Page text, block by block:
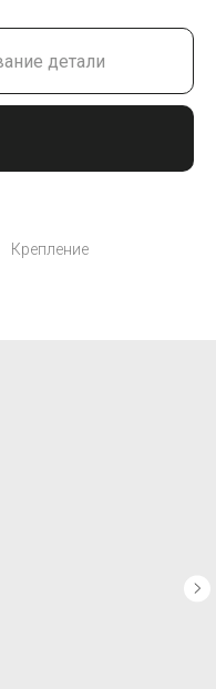
Крепление